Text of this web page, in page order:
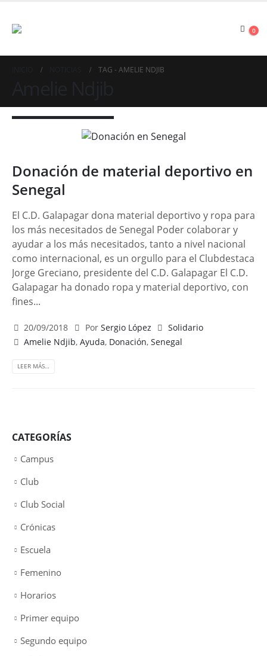
0
TAG - AMELIE NDJIB
Donación de material deportivo en
Senegal
El C.D. Galapagar dona material deportivo y ropa para
los más necesitados de Senegal Poder colaborar y
ayudar a los más necesitados, tanto a nivel nacional
como internacional, es un orgullo para el Clubdestaca
Jorge Greciano, presidente del C.D. Galapagar El C.D.
Galapagar ha donado ropa y material deportivo, con
fines...
20/09/2018 Por Sergio López
Solidario
Amelie Ndjib,Ayuda, Donación,Senegal
LEER MÁS…
CATEGORÍAS
Campus
Club
Club Social
Crónicas
Escuela
Femenino
Horarios
Primer equipo
Segundo equipo